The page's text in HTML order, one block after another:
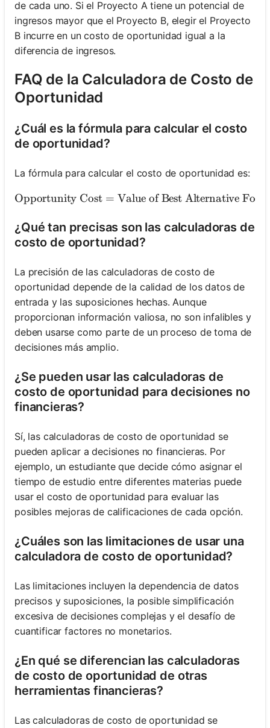
de cada uno. Si el Proyecto A tiene un potencial de
ingresos mayor que el Proyecto B, elegir el Proyecto
B incurre en un costo de oportunidad igual a la
diferencia de ingresos.
FAQ de la Calculadora de Costo de
Oportunidad
¿Cuál es la fórmula para calcular el costo
de oportunidad?
La fórmula para calcular el costo de oportunidad es:
Opportunity Cost = Value of Best Alternative
¿Qué tan precisas son las calculadoras de
costo de oportunidad?
La precisión de las calculadoras de costo de
oportunidad depende de la calidad de los datos de
entrada y las suposiciones hechas. Aunque
proporcionan información valiosa, no son infalibles y
deben usarse como parte de un proceso de toma de
decisiones más amplio.
¿Se pueden usar las calculadoras de
costo de oportunidad para decisiones no
financieras?
Sí, las calculadoras de costo de oportunidad se
pueden aplicar a decisiones no financieras. Por
ejemplo, un estudiante que decide cómo asignar el
tiempo de estudio entre diferentes materias puede
usar el costo de oportunidad para evaluar las
posibles mejoras de calificaciones de cada opción.
¿Cuáles son las limitaciones de usar una
calculadora de costo de oportunidad?
Las limitaciones incluyen la dependencia de datos
precisos y suposiciones, la posible simplificación
excesiva de decisiones complejas y el desafío de
cuantificar factores no monetarios.
¿En qué se diferencian las calculadoras
de costo de oportunidad de otras
herramientas financieras?
Las calculadoras de costo de oportunidad se